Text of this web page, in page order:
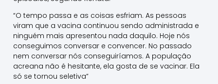
“O tempo passa e as coisas esfriam. As pessoas
viram que a vacina continuou sendo administrada e
ninguém mais apresentou nada daquilo. Hoje nós
conseguimos conversar e convencer. No passado
nem conversar nós conseguiríamos. A população
acreana não é hesitante, ela gosta de se vacinar. Ela
só se tornou seletiva”